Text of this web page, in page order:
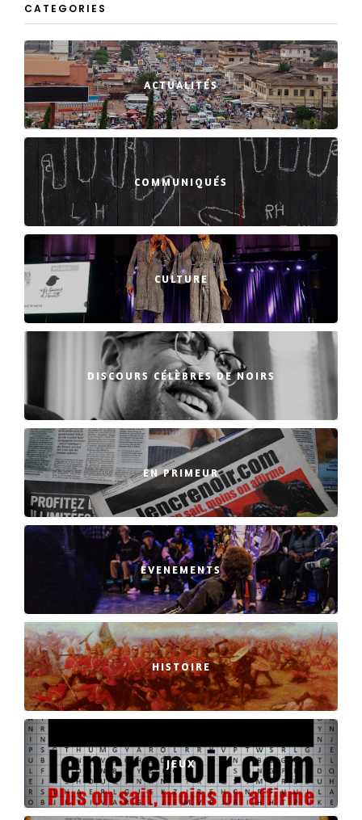
CATEGORIES
ACTUALITÉS
COMMUNIQUÉS
CULTURE
DISCOURS CÉLÈBRES DE NOIRS
EN PRIMEUR
EVENEMENTS
HISTOIRE
JEUX